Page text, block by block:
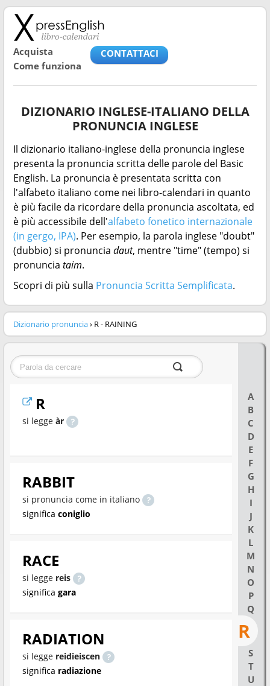
Acquista
Come funziona
CONTATTACI
DIZIONARIO INGLESE-ITALIANO DELLA
PRONUNCIA INGLESE
Il dizionario italiano-inglese della pronuncia inglese
presenta la pronuncia scritta delle parole del Basic
English. La pronuncia è presentata scritta con
l'alfabeto italiano come nei libro-calendari in quanto
è più facile da ricordare della pronuncia ascoltata, ed
è più accessibile dell'alfabeto fonetico internazionale
(in gergo, IPA). Per esempio, la parola inglese "doubt"
(dubbio) si pronuncia daut, mentre "time" (tempo) si
pronuncia taim.
Scopri di più sulla Pronuncia Scritta Semplificata.
Dizionario pronuncia› R - RAINING
A
B
C
D
E
F
G
H
I
J
K
L
M
N
O
P
Q
R
S
T
U
R
si legge àr
RABBIT
si pronuncia come in italiano
significa coniglio
RACE
si legge reis
significa gara
RADIATION
si legge reidieiscen
significa radiazione